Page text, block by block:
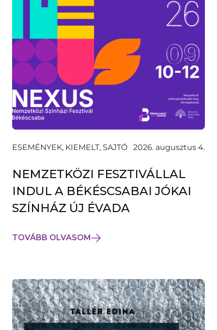
ESEMÉNYEK, KIEMELT, SAJTÓ 2026. augusztus 4.
NEMZETKÖZI FESZTIVÁLLAL
INDUL A BÉKÉSCSABAI JÓKAI
SZÍNHÁZ ÚJ ÉVADA
TOVÁBB OLVASOM